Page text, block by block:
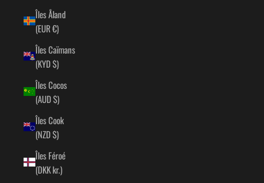
Îles Åland
(EUR €)
Îles Caïmans
(KYD $)
Îles Cocos
(AUD $)
Îles Cook
(NZD $)
Îles Féroé
(DKK kr.)